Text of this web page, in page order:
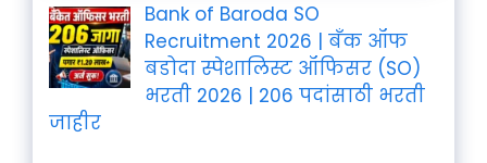
Bank of Baroda SO
Recruitment 2026 | बँक ऑफ
बडोदा स्पेशालिस्ट ऑफिसर (SO)
भरती 2026 | 206 पदांसाठी भरती
जाहीर